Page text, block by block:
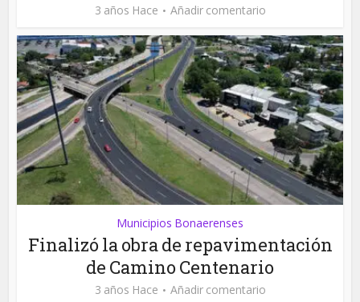
3 años Hace Añadir comentario
Municipios Bonaerenses
Finalizó la obra de repavimentación
de Camino Centenario
3 años Hace Añadir comentario